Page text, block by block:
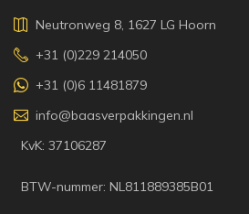
Neutronweg 8, 1627 LG Hoorn
+31 (0)229 214050
+31 (0)6 11481879
info@baasverpakkingen.nl
KvK: 37106287
BTW-nummer: NL811889385B01